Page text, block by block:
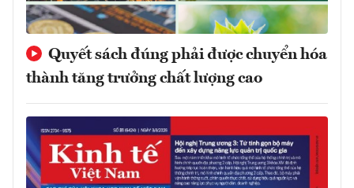
Quyết sách đúng phải được chuyển hóa
thành tăng trưởng chất lượng cao